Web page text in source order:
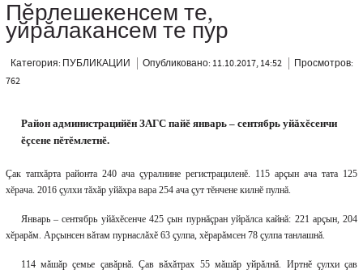
Пĕрлешекенсем те,
уйрăлакансем те пур
Категория: ПУБЛИКАЦИИ Опубликовано: 11.10.2017, 14:52
Просмотров:
762
Район администрацийĕн ЗАГС пайĕ январь – сентябрь уйăхĕсенчи
ĕçсене пĕтĕмлетнĕ.
Çак тапхăрта районта 240 ача çуралнине регистрациленĕ. 115 арçын ача тата 125
хĕрача. 2016 çулхи тăхăр уйăхра вара 254 ача çут тĕнчене килнĕ пулнă.
Январь – сентябрь уйăхĕсенче 425 çын пурнăçран уйрăлса кайнă: 221 арçын, 204
хĕрарăм. Арçынсен вăтам пурнаслăхĕ 63 çулпа, хĕрарăмсен 78 çулпа танлашнă.
114 мăшăр çемье çавăрнă. Çав вăхăтрах 55 мăшăр уйрăлнă. Иртнĕ çулхи çав